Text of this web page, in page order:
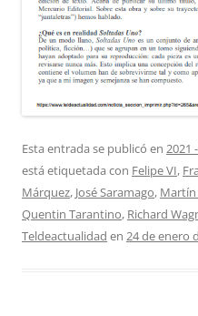
Esta entrada se publicó en 2021
está etiquetada con Felipe VI,
Márquez, José Saramago, Martín
Quentin Tarantino, Richard
Teldeactualidad en 24 de enero